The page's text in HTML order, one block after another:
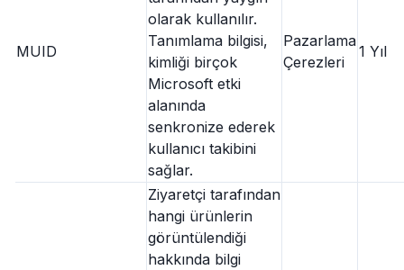
MUID
olarak kullanılır.
Tanımlama bilgisi,
kimliği birçok
Microsoft etki
alanında
senkronize ederek
kullanıcı takibini
sağlar.
Pazarlama
Çerezleri
1 Yıl
Ziyaretçi tarafından
hangi ürünlerin
görüntülendiği
hakkında bilgi